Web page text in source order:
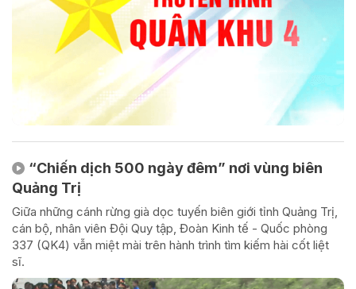
“Chiến dịch 500 ngày đêm” nơi vùng biên
Quảng Trị
Giữa những cánh rừng già dọc tuyến biên giới tỉnh Quảng Trị,
cán bộ, nhân viên Đội Quy tập, Đoàn Kinh tế - Quốc phòng
337 (QK4) vẫn miệt mài trên hành trình tìm kiếm hài cốt liệt
sĩ.